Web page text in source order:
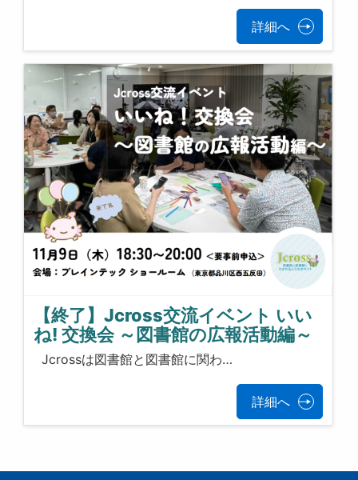
詳細へ
【終了】Jcross交流イベント いい
ね! 交換会 ～図書館の広報活動編～
Jcrossは図書館と図書館に関わ…
詳細へ